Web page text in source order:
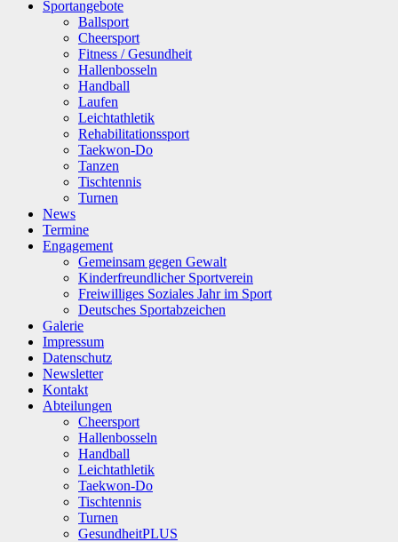
Sportangebote
Ballsport
Cheersport
Fitness / Gesundheit
Hallenbosseln
Handball
Laufen
Leichtathletik
Rehabilitationssport
Taekwon-Do
Tanzen
Tischtennis
Turnen
News
Termine
Engagement
Gemeinsam gegen Gewalt
Kinderfreundlicher Sportverein
Freiwilliges Soziales Jahr im Sport
Deutsches Sportabzeichen
Galerie
Impressum
Datenschutz
Newsletter
Kontakt
Abteilungen
Cheersport
Hallenbosseln
Handball
Leichtathletik
Taekwon-Do
Tischtennis
Turnen
GesundheitPLUS